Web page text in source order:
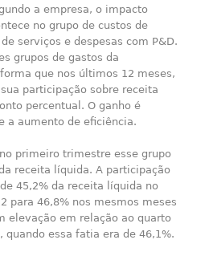
a empresa, o impacto
no grupo de custos de
serviços e despesas com P&D.
grupos de gastos da
que nos últimos 12 meses,
participação sobre receita
percentual. O ganho é
a aumento de eficiência.
primeiro trimestre esse grupo
receita líquida. A participação
45,2% da receita líquida no
para 46,8% nos mesmos meses
elevação em relação ao quarto
quando essa fatia era de 46,1%.